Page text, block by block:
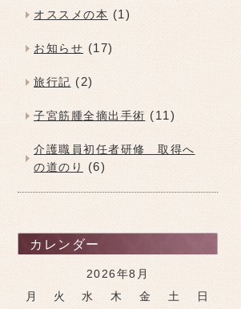
オススメの本 (1)
お知らせ (17)
旅行記 (2)
子宮筋腫全摘出手術 (11)
介護職員初任者研修 取得へ
の道のり
(6)
カレンダー
2026年8月
月
火 水 木 金 土 日